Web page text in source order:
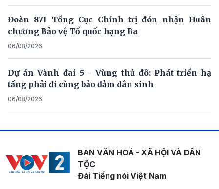
Đoàn 871 Tổng Cục Chính trị đón nhận Huân
chương Bảo vệ Tổ quốc hạng Ba
06/08/2026
Dự án Vành đai 5 - Vùng thủ đô: Phát triển hạ
tầng phải đi cùng bảo đảm dân sinh
06/08/2026
BAN VĂN HOÁ - XÃ HỘI VÀ DÂN
TỘC
Đài Tiếng nói Việt Nam